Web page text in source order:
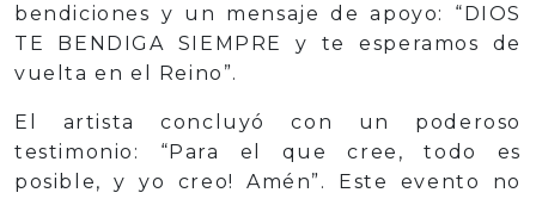
bendiciones y un mensaje de apoyo: “DIOS
TE BENDIGA SIEMPRE y te esperamos de
vuelta en el Reino”.
El artista concluyó con un poderoso
testimonio: “Para el que cree, todo es
posible, y yo creo! Amén”. Este evento no